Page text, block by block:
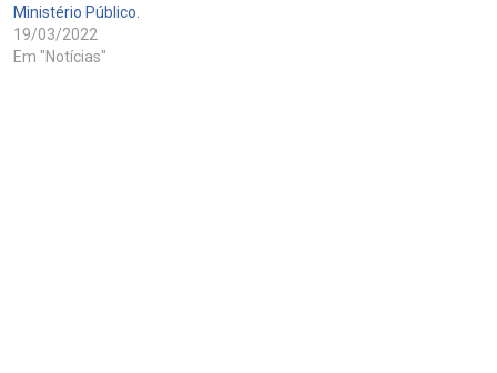
Ministério Público.
19/03/2022
Em "Notícias"